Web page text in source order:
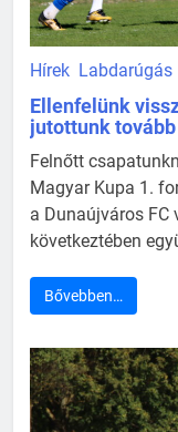
Hírek Labdarúgás
Ellenfelünk
jutottunk
Felnőtt
Magyar Kupa 1.
a Dunaújváros FC
következtében
Bővebben…